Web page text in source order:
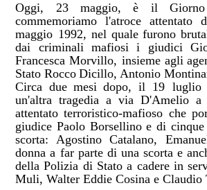
Oggi, 23 maggio, è il
commemoriamo l'atroce attentato
maggio 1992, nel quale furono
dai criminali mafiosi i giudici
Francesca Morvillo, insieme agli
Stato Rocco Dicillo, Antonio
Circa due mesi dopo, il 19 luglio
un'altra tragedia a via D'Amelio a
attentato terroristico-mafioso che
giudice Paolo Borsellino e di
scorta: Agostino Catalano,
donna a far parte di una scorta e
della Polizia di Stato a cadere in
Muli, Walter Eddie Cosina e Claudio